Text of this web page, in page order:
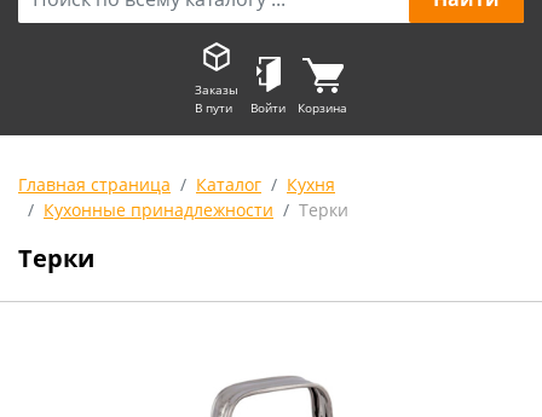
Заказы
В пути
Войти Корзина
Главная страница Каталог
Кухня
Кухонные принадлежности
Терки
Терки